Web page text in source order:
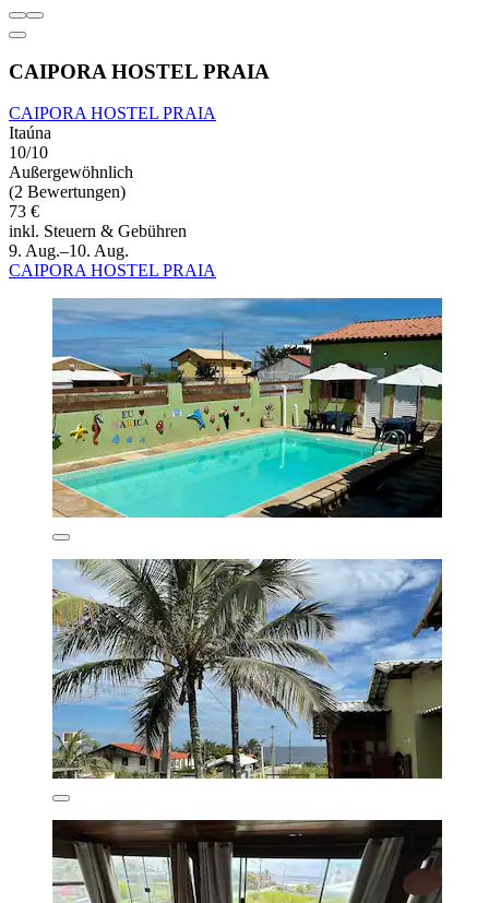
CAIPORA HOSTEL PRAIA
CAIPORA HOSTEL PRAIA
Itaúna
10/10
Außergewöhnlich
(2 Bewertungen)
73 €
inkl. Steuern & Gebühren
9. Aug.–10. Aug.
CAIPORA HOSTEL PRAIA